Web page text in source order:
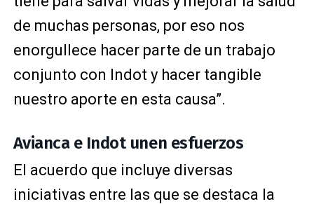
de muchas personas, por eso nos
enorgullece hacer parte de un trabajo
conjunto con Indot y hacer tangible
nuestro aporte en esta causa”.
Avianca e Indot unen esfuerzos
El acuerdo que incluye diversas
iniciativas entre las que se destaca la